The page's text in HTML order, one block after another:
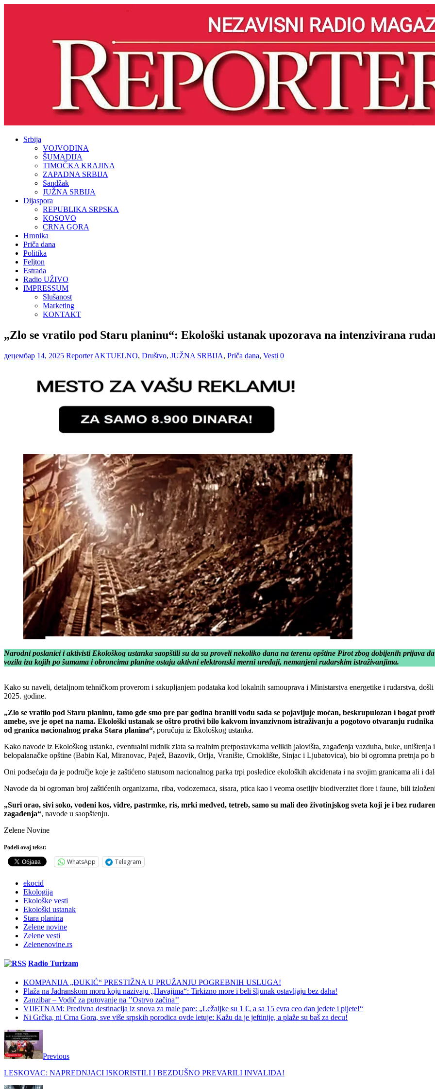
Srbija
VOJVODINA
ŠUMADIJA
TIMOČKA KRAJINA
ZAPADNA SRBIJA
Sandžak
JUŽNA SRBIJA
Dijaspora
REPUBLIKA SRPSKA
KOSOVO
CRNA GORA
Hronika
Priča dana
Politika
Feljton
Estrada
Radio UŽIVO
IMPRESSUM
Slušanost
Marketing
KONTAKT
„Zlo se vratilo pod Staru planinu“: Ekološki ustanak upozorava na intenzivirana
децембар 14, 2025 Reporter AKTUELNO, Društvo, JUŽNA SRBIJA, Priča dana, Vesti 0
Narodni poslanici i aktivisti Ekološkog ustanka saopštili su da su proveli nekoliko dana na terenu opštine Pirot zbog dobijenih prijava
vozila iza kojih po šumama i obroncima planine ostaju aktivni elektronski merni uređaji, nemanjeni rudarskim istraživanjima.
Kako su naveli, detaljnom tehničkom proverom i sakupljanjem podataka kod lokalnih samouprava i Ministarstva energetike i rudarstva,
2025. godine.
„Zlo se vratilo pod Staru planinu, tamo gde smo pre par godina branili vodu sada se pojavljuje moćan, beskrupulozan i bogat
amebe, sve je opet na nama. Ekološki ustanak se oštro protivi bilo kakvom invanzivnom istraživanju a pogotovo otvaranju
od granica nacionalnog praka Stara planina“, poručuju iz Ekološkog ustanka.
Kako navode iz Ekološkog ustanka, eventualni rudnik zlata sa realnim pretpostavkama velikih jalovišta, zagađenja vazduha, buke,
belopalanačke opštine (Babin Kal, Miranovac, Pajež, Bazovik, Orlja, Vranište, Crnoklište, Sinjac i Ljubatovica), bio bi ogromna pretnja po
Oni podsećaju da je područje koje je zaštićeno statusom nacionalnog parka trpi posledice ekoloških akcidenata i na svojim granicama ali i
Navode da bi ogroman broj zaštićenih organizama, riba, vodozemaca, sisara, ptica kao i veoma osetljiv biodiverzitet flore i faune, bili
„Suri orao, sivi soko, vodeni kos, vidre, pastrmke, ris, mrki medved, tetreb, samo su mali deo životinjskog sveta koji je i bez
zagađenja“, navode u saopštenju.
Zelene Novine
Podeli ovaj tekst:
WhatsApp Telegram
ekocid
Ekologija
Ekološke vesti
Ekološki ustanak
Stara planina
Zelene novine
Zelene vesti
Zelenenovine.rs
Radio Turizam
KOMPANIJA „ĐUKIĆ“ PRESTIŽNA U PRUŽANJU POGREBNIH USLUGA!
Plaža na Jadranskom moru koju nazivaju „Havajima“: Tirkizno more i beli šljunak ostavljaju bez daha!
Zanzibar – Vodič za putovanje na ’’Ostrvo začina’’
VIJETNAM: Predivna destinacija iz snova za male pare: „Ležaljke su 1 €, a sa 15 evra ceo dan jedete i pijete!“
Ni Grčka, ni Crna Gora, sve više srpskih porodica ovde letuje: Kažu da je jeftinije, a plaže su baš za decu!
Previous
LESKOVAC: NAPREDNJACI ISKORISTILI I BEZDUŠNO PREVARILI INVALIDA!